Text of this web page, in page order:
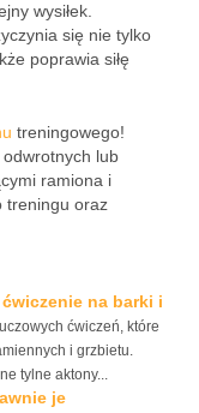
wysiłek.
się nie tylko
poprawia siłę
treningowego!
lub
ramiona i
treningu oraz
na barki i
ćwiczeń, które
i grzbietu.
tylne aktony...
je